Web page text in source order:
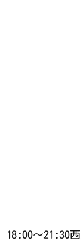
18:00〜21:30